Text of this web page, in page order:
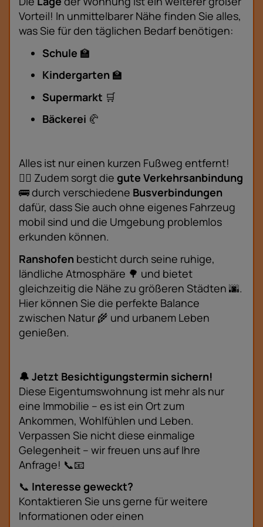
Vorteil! In unmittelbarer Nähe finden Sie alles,
was Sie für den täglichen Bedarf benötigen:
Schule 🏫
Kindergarten 🏫
Supermarkt 🛒
Bäckerei 🥐
Alles ist nur einen kurzen Fußweg entfernt!
🚶‍♂️ Zudem sorgt die gute Verkehrsanbindung
🚌 durch verschiedene Busverbindungen
dafür, dass Sie auch ohne eigenes Fahrzeug
mobil sind und die Umgebung problemlos
erkunden können.
Ranshofen besticht durch seine ruhige,
ländliche Atmosphäre 🌳 und bietet
gleichzeitig die Nähe zu größeren Städten 🌆.
Hier können Sie die perfekte Balance
zwischen Natur 🌾 und urbanem Leben
genießen.
🔔 Jetzt Besichtigungstermin sichern!
Diese Eigentumswohnung ist mehr als nur
eine Immobilie – es ist ein Ort zum
Ankommen, Wohlfühlen und Leben.
Verpassen Sie nicht diese einmalige
Gelegenheit – wir freuen uns auf Ihre
Anfrage! 📞📧
📞 Interesse geweckt?
Kontaktieren Sie uns gerne für weitere
Informationen oder einen